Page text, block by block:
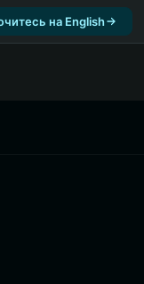
на English